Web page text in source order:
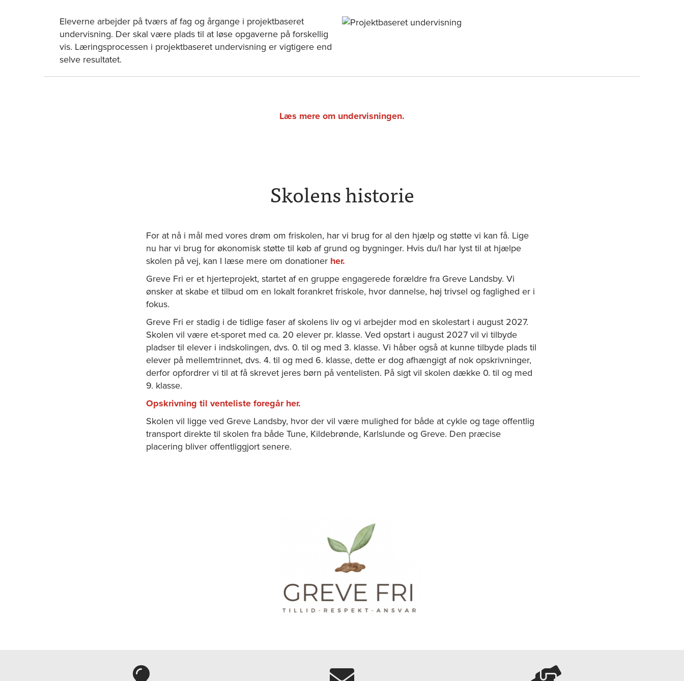
Eleverne arbejder på tværs af fag og årgange i projektbaseret
undervisning. Der skal være plads til at løse opgaverne på forskellig
vis. Læringsprocessen i projektbaseret undervisning er vigtigere end
selve resultatet.
Læs mere om undervisningen.
Skolens historie
For at nå i mål med vores drøm om friskolen, har vi brug for al den hjælp og støtte vi kan få. Lige
nu har vi brug for økonomisk støtte til køb af grund og bygninger. Hvis du/I har lyst til at hjælpe
skolen på vej, kan I læse mere om donationer her.
Greve Fri er et hjerteprojekt, startet af en gruppe engagerede forældre fra Greve Landsby. Vi
ønsker at skabe et tilbud om en lokalt forankret friskole, hvor dannelse, høj trivsel og faglighed er i
fokus.
Greve Fri er stadig i de tidlige faser af skolens liv og vi arbejder mod en skolestart i august 2027.
Skolen vil være et-sporet med ca. 20 elever pr. klasse. Ved opstart i august 2027 vil vi tilbyde
pladser til elever i indskolingen, dvs. 0. til og med 3. klasse. Vi håber også at kunne tilbyde plads til
elever på mellemtrinnet, dvs. 4. til og med 6. klasse, dette er dog afhængigt af nok opskrivninger,
derfor opfordrer vi til at få skrevet jeres børn på ventelisten. På sigt vil skolen dække 0. til og med
9. klasse.
Opskrivning til venteliste foregår her.
Skolen vil ligge ved Greve Landsby, hvor der vil være mulighed for både at cykle og tage offentlig
transport direkte til skolen fra både Tune, Kildebrønde, Karlslunde og Greve. Den præcise
placering bliver offentliggjort senere.